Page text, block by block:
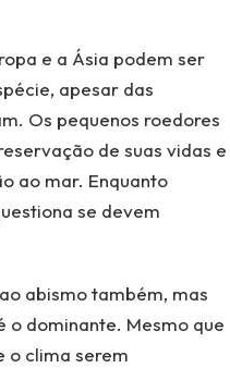
e a Ásia podem ser
apesar das
Os pequenos roedores
de suas vidas e
ao mar. Enquanto
se devem
abismo também, mas
o dominante. Mesmo que
o clima serem